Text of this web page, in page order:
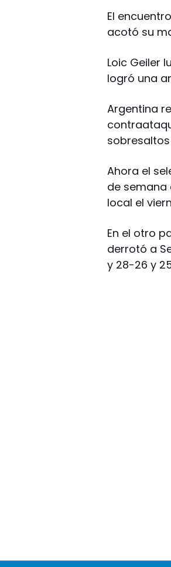
El
acotó su
Loic Geiler
logró una
Argentina
Ahora el
de semana
local el
En el otro
derrotó a
y 28-26 y